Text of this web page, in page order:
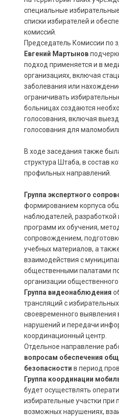
специальные
списки избирателей и
комиссий.
Председатель Комиссии по
Евгений Мартынов
подход применяется и в
организациях, включая
заболевания или
ограничивать
больницах создаются
голосования, включая
голосования для
В ходе заседания также
структура Штаба, в состав
профильных направлений.
Группа экспертного
формированием корпуса
наблюдателей, разработкой
программ их обучения,
сопровождением,
учебных материалов, а
взаимодействия с
общественными палатами
организации
Группа видеонаблюдения
трансляций с
своевременного выявления
нарушений и передачи
координационный центр.
Отдельное направление
вопросам обеспечения
безопасности в период
Группа координации
будет осуществлять
избирательные участки при
возможных нарушениях,